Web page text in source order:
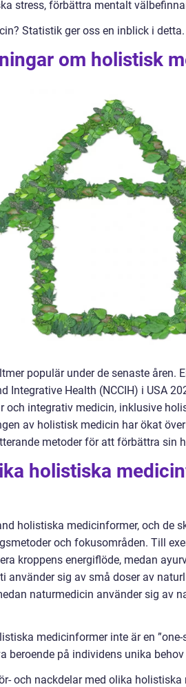
stress, förbättra mentalt
Statistik ger oss en inblick i detta.
om holistisk
populär under de senaste åren.
Integrative Health (NCCIH) i USA
och integrativ medicin, inklusive
av holistisk medicin har ökat
metoder för att förbättra sin
holistiska
holistiska medicinformer, och de
och fokusområden. Till
kroppens energiflöde, medan
använder sig av små doser av
naturmedicin använder sig av
medicinformer inte är en
beroende på individens unika
och nackdelar med olika holistiska